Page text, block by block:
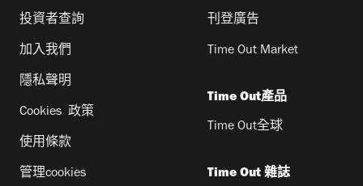
投資者查詢
加入我們
隱私聲明
Cookies 政策
使用條款
管理cookies
刊登廣告
Time Out Market
Time Out產品
Time Out全球
Time Out 雜誌